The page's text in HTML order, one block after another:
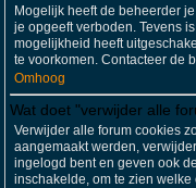
Mogelijk heeft de beheerder
je opgeeft verboden. Tevens
mogelijkheid heeft
te voorkomen. Contacteer de
Omhoog
Wat doet "verwijder alle
Verwijder alle forum cookies
aangemaakt werden,
ingelogd bent en geven ook
inschakelde, om te zien